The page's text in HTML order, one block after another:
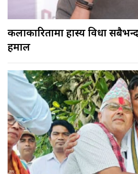
कलाकारितामा हास्य विधा
हमाल